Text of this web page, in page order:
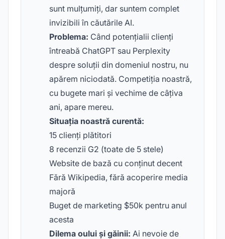
sunt mulțumiți, dar suntem complet
invizibili în căutările AI.
Problema: Când potențialii clienți
întreabă ChatGPT sau Perplexity
despre soluții din domeniul nostru, nu
apărem niciodată. Competiția noastră,
cu bugete mari și vechime de câțiva
ani, apare mereu.
Situația noastră curentă:
15 clienți plătitori
8 recenzii G2 (toate de 5 stele)
Website de bază cu conținut decent
Fără Wikipedia, fără acoperire media
majoră
Buget de marketing $50k pentru anul
acesta
Dilema oului și găinii: Ai nevoie de